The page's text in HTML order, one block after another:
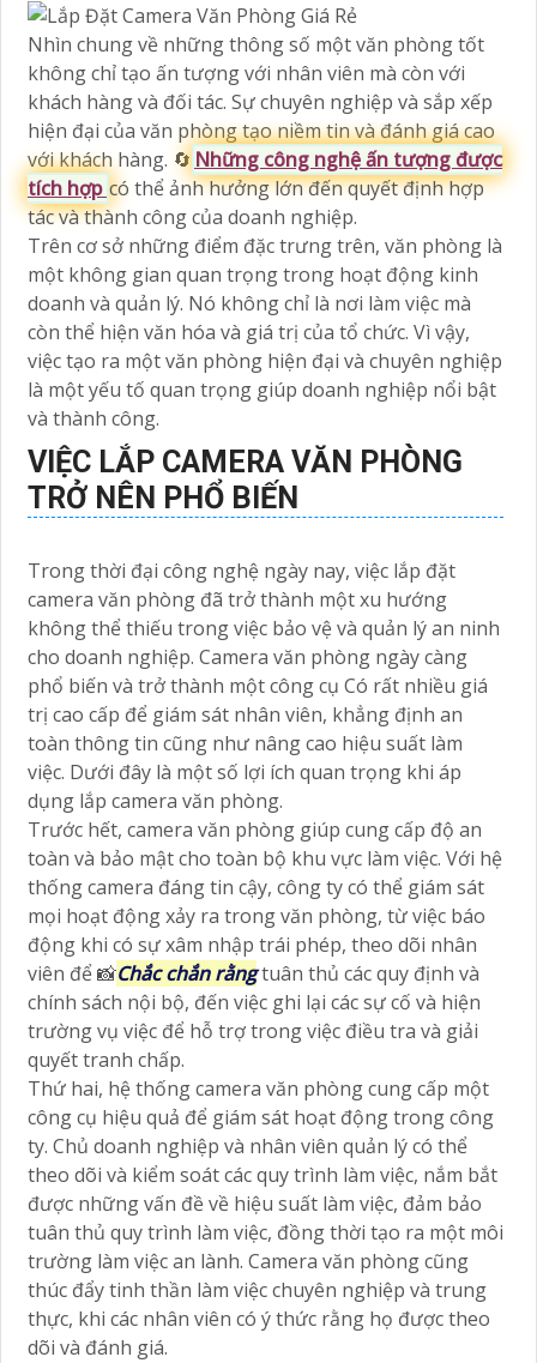
Nhìn chung về những thông số một văn phòng tốt
không chỉ tạo ấn tượng với nhân viên mà còn với
khách hàng và đối tác. Sự chuyên nghiệp và sắp xếp
hiện đại của văn phòng tạo niềm tin và đánh giá cao
với khách hàng. 🔄 Những công nghệ ấn tượng được
tích hợp có thể ảnh hưởng lớn đến quyết định hợp
tác và thành công của doanh nghiệp.
Trên cơ sở những điểm đặc trưng trên, văn phòng là
một không gian quan trọng trong hoạt động kinh
doanh và quản lý. Nó không chỉ là nơi làm việc mà
còn thể hiện văn hóa và giá trị của tổ chức. Vì vậy,
việc tạo ra một văn phòng hiện đại và chuyên nghiệp
là một yếu tố quan trọng giúp doanh nghiệp nổi bật
và thành công.
VIỆC LẮP CAMERA VĂN PHÒNG
TRỞ NÊN PHỔ BIẾN
Trong thời đại công nghệ ngày nay, việc lắp đặt
camera văn phòng đã trở thành một xu hướng
không thể thiếu trong việc bảo vệ và quản lý an ninh
cho doanh nghiệp. Camera văn phòng ngày càng
phổ biến và trở thành một công cụ Có rất nhiều giá
trị cao cấp để giám sát nhân viên, khẳng định an
toàn thông tin cũng như nâng cao hiệu suất làm
việc. Dưới đây là một số lợi ích quan trọng khi áp
dụng lắp camera văn phòng.
Trước hết, camera văn phòng giúp cung cấp độ an
toàn và bảo mật cho toàn bộ khu vực làm việc. Với hệ
thống camera đáng tin cậy, công ty có thể giám sát
mọi hoạt động xảy ra trong văn phòng, từ việc báo
động khi có sự xâm nhập trái phép, theo dõi nhân
viên để 📸Chắc chắn rằngtuân thủ các quy định và
chính sách nội bộ, đến việc ghi lại các sự cố và hiện
trường vụ việc để hỗ trợ trong việc điều tra và giải
quyết tranh chấp.
Thứ hai, hệ thống camera văn phòng cung cấp một
công cụ hiệu quả để giám sát hoạt động trong công
ty. Chủ doanh nghiệp và nhân viên quản lý có thể
theo dõi và kiểm soát các quy trình làm việc, nắm bắt
được những vấn đề về hiệu suất làm việc, đảm bảo
tuân thủ quy trình làm việc, đồng thời tạo ra một môi
trường làm việc an lành. Camera văn phòng cũng
thúc đẩy tinh thần làm việc chuyên nghiệp và trung
thực, khi các nhân viên có ý thức rằng họ được theo
dõi và đánh giá.